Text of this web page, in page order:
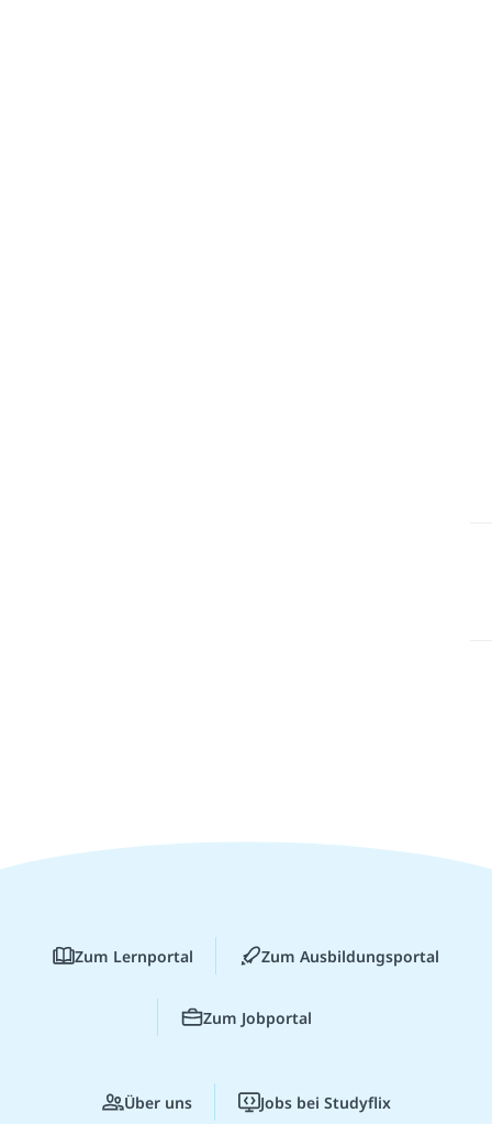
Zum Lernportal Zum Ausbildungsportal
Zum Jobportal
Über uns Jobs bei Studyflix